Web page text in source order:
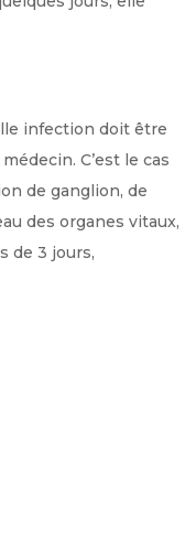
infection doit être
C’est le cas
de ganglion, de
des organes vitaux,
de 3 jours,